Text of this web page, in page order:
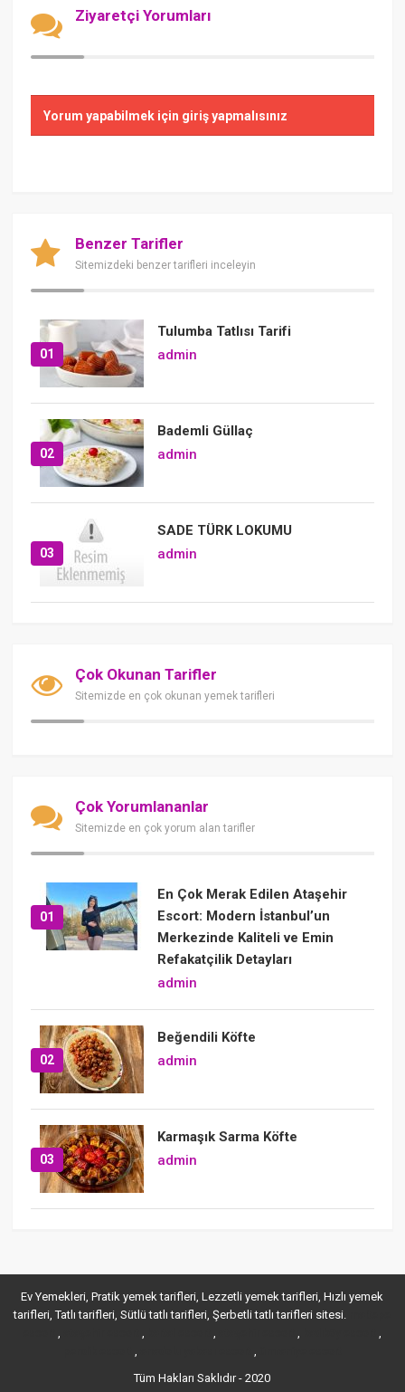
Ziyaretçi Yorumları
Yorum yapabilmek için giriş yapmalısınız
Benzer Tarifler
Sitemizdeki benzer tarifleri inceleyin
01
Tulumba Tatlısı Tarifi
admin
02
Bademli Güllaç
admin
03
SADE TÜRK LOKUMU
admin
Çok Okunan Tarifler
Sitemizde en çok okunan yemek tarifleri
Çok Yorumlananlar
Sitemizde en çok yorum alan tarifler
01
En Çok Merak Edilen Ataşehir
Escort: Modern İstanbul’un
Merkezinde Kaliteli ve Emin
Refakatçilik Detayları
admin
02
Beğendili Köfte
admin
03
Karmaşık Sarma Köfte
admin
Ev Yemekleri, Pratik yemek tarifleri, Lezzetli yemek tarifleri, Hızlı yemek
tarifleri, Tatlı tarifleri, Sütlü tatlı tarifleri, Şerbetli tatlı tarifleri sitesi.
, , , , ,
, ,
Tüm Hakları Saklıdır - 2020